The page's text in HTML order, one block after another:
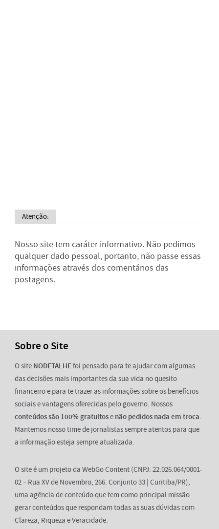
Atenção:
Nosso site tem caráter informativo. Não pedimos
qualquer dado pessoal, portanto, não passe essas
informações através dos comentários das
postagens.
Sobre o Site
O site NODETALHEfoi pensado para te ajudar com algumas
das decisões mais importantes da sua vida no quesito
financeiro e para te trazer as informações sobre os benefícios
sociais e vantagens oferecidas pelo governo. Nossos
conteúdos são 100% gratuitose não pedidos nada em troca.
Mantemos nosso time de jornalistas sempre atentos para que
a informação esteja sempre atualizada.
O site é um projeto da WebGo Content (CNPJ: 22.026.064/0001-
02 – Rua XV de Novembro, 266. Conjunto 33 | Curitiba/PR),
uma agência de conteúdo que tem como principal missão
gerar conteúdos que respondam todas as suas dúvidas com
Clareza, Riqueza e Veracidade.